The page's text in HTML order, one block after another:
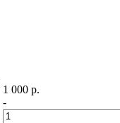
1 000 р.
-